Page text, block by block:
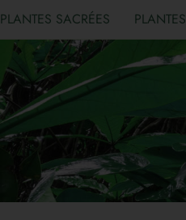
PLANTES SACRÉES